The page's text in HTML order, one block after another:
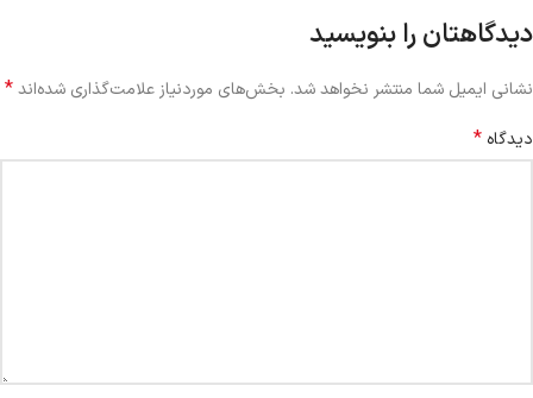
دیدگاهتان را بنویسید
نشانی ایمیل شما منتشر نخواهد شد. بخش‌های موردنیاز علامت‌گذاری شده‌اند*
دیدگاه *